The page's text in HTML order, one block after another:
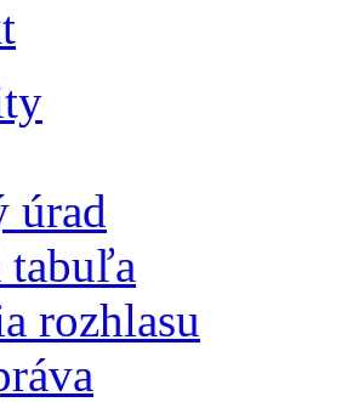
úrad
tabuľa
rozhlasu